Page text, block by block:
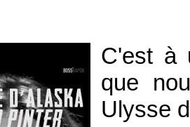
C'est à
que
Ulysse